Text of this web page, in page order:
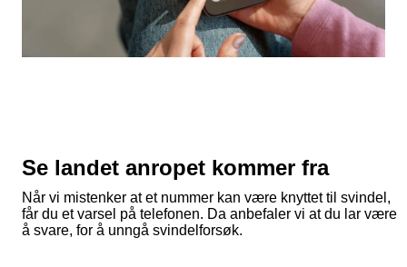
Se landet anropet kommer fra
Når vi mistenker at et nummer kan være knyttet til svindel,
får du et varsel på telefonen. Da anbefaler vi at du lar være
å svare, for å unngå svindelforsøk.